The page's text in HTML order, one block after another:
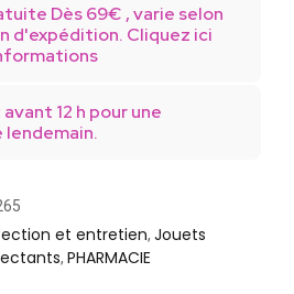
Dès 69€ , varie selon
d'expédition. Cliquez ici
12 h pour une
et entretien, Jouets
, PHARMACIE